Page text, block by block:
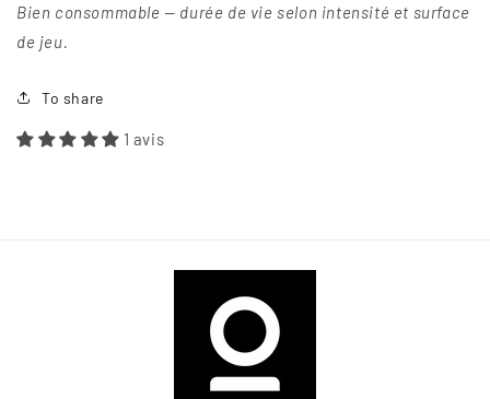
Bien consommable — durée de vie selon intensité et surface
de jeu.
To share
1 avis